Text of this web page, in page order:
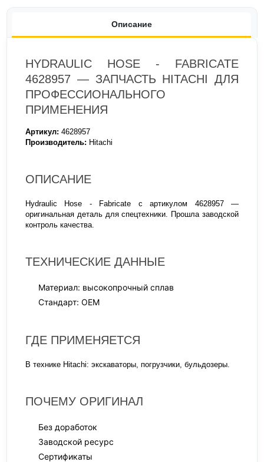
Описание
HYDRAULIC HOSE - FABRICATE
4628957 — ЗАПЧАСТЬ HITACHI ДЛЯ
ПРОФЕССИОНАЛЬНОГО
ПРИМЕНЕНИЯ
Артикул: 4628957
Производитель: Hitachi
ОПИСАНИЕ
Hydraulic Hose - Fabricate с артикулом 4628957 —
оригинальная деталь для спецтехники. Прошла заводской
контроль качества.
ТЕХНИЧЕСКИЕ ДАННЫЕ
Материал: высокопрочный сплав
Стандарт: OEM
ГДЕ ПРИМЕНЯЕТСЯ
В технике Hitachi: экскаваторы, погрузчики, бульдозеры.
ПОЧЕМУ ОРИГИНАЛ
Без доработок
Заводской ресурс
Сертификаты